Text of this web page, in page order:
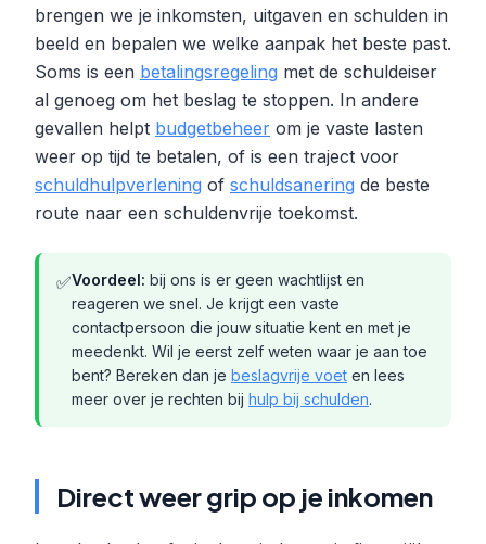
brengen we je inkomsten, uitgaven en schulden in
beeld en bepalen we welke aanpak het beste past.
Soms is een betalingsregeling met de schuldeiser
al genoeg om het beslag te stoppen. In andere
gevallen helpt budgetbeheer om je vaste lasten
weer op tijd te betalen, of is een traject voor
schuldhulpverlening of schuldsanering de beste
route naar een schuldenvrije toekomst.
✅Voordeel: bij ons is er geen wachtlijst en
reageren we snel. Je krijgt een vaste
contactpersoon die jouw situatie kent en met je
meedenkt. Wil je eerst zelf weten waar je aan toe
bent? Bereken dan je beslagvrije voet en lees
meer over je rechten bij hulp bij schulden.
Direct weer grip op je inkomen